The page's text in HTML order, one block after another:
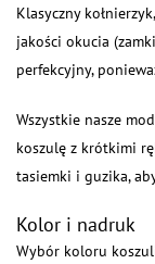
Klasyczny
jakości okucia
perfekcyjny,
Wszystkie nasze
koszulę z krótkimi
tasiemki i guzika,
Kolor i nadruk
Wybór koloru